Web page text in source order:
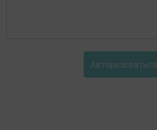
Авторизоваться